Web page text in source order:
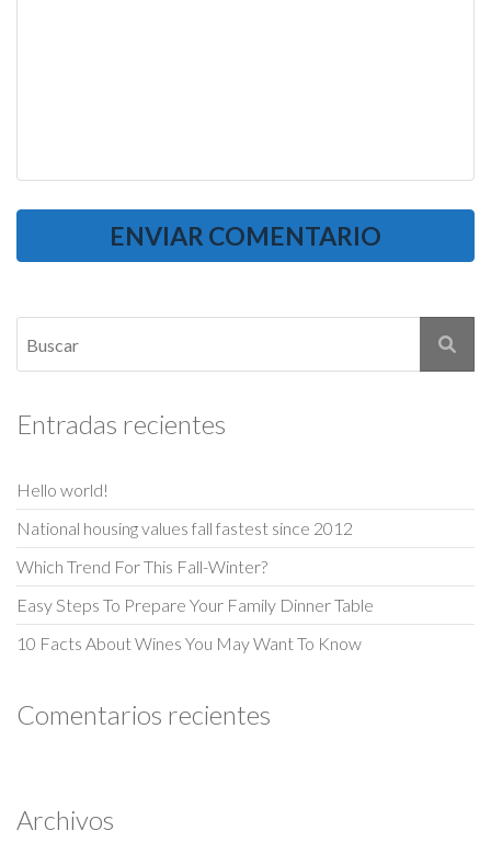
Entradas recientes
Hello world!
National housing values fall fastest since 2012
Which Trend For This Fall-Winter?
Easy Steps To Prepare Your Family Dinner Table
10 Facts About Wines You May Want To Know
Comentarios recientes
Archivos